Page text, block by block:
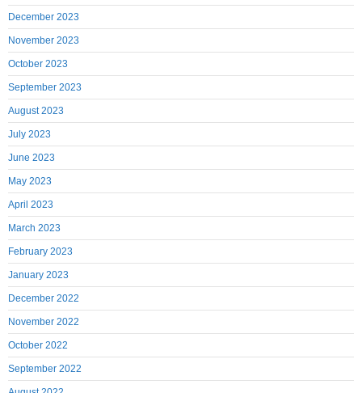
December 2023
November 2023
October 2023
September 2023
August 2023
July 2023
June 2023
May 2023
April 2023
March 2023
February 2023
January 2023
December 2022
November 2022
October 2022
September 2022